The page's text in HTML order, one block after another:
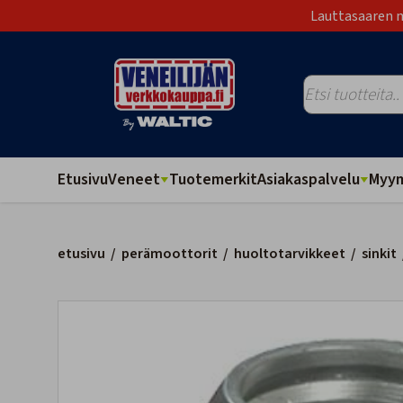
Lauttasaaren
EtusivuVeneet TuotemerkitAsiakaspalvelu
etusivu / perämoottorit / huoltotarvikkeet / sinkit